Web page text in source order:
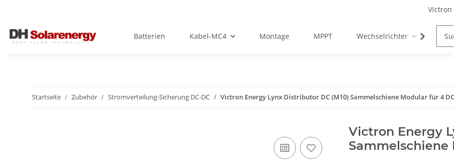
Victron
Batterien Kabel-MC4 Montage MPPT Wechselrichter
Startseite Zubehör Stromverteilung-Sicherung DC-DC Victron Energy Lynx Distributor DC (M10) Sammelschiene Modular für 4
Victron Energy
Sammelschiene